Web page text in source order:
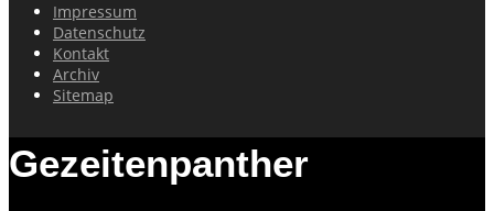
Impressum
Datenschutz
Kontakt
Archiv
Sitemap
Gezeitenpanther